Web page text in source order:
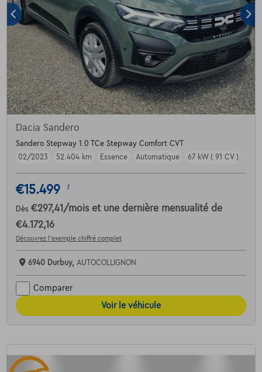
Dacia Sandero
Sandero Stepway 1.0 TCe Stepway Comfort CVT
02/2023
52.404 km Essence Automatique 67 kW ( 91 CV )
€15.499 1
Dès €297,41 /mois et une dernière mensualité de
€4.172,16
Découvrez l’exemple chiffré complet
6940 Durbuy, AUTOCOLLIGNON
Comparer
Voir le véhicule